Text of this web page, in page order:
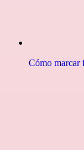
Cómo marcar